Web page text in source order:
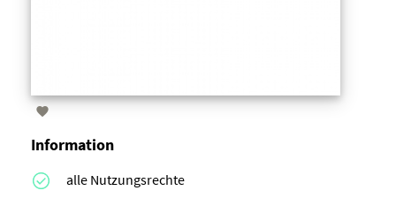

Information
alle Nutzungsrechte